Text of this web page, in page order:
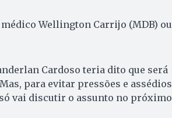
Wellington Carrijo (MDB) ou
Cardoso teria dito que será
para evitar pressões e assédios
vai discutir o assunto no próximo